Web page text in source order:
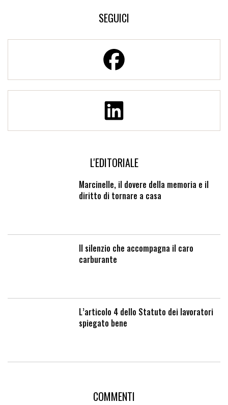
SEGUICI
L'EDITORIALE
Marcinelle, il dovere della memoria e il
diritto di tornare a casa
Il silenzio che accompagna il caro
carburante
L’articolo 4 dello Statuto dei lavoratori
spiegato bene
COMMENTI